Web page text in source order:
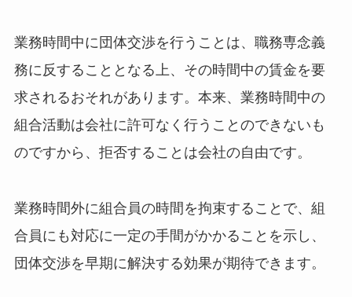
業務時間中に団体交渉を行うことは、職務専念義
務に反することとなる上、その時間中の賃金を要
求されるおそれがあります。本来、業務時間中の
組合活動は会社に許可なく行うことのできないも
のですから、拒否することは会社の自由です。
業務時間外に組合員の時間を拘束することで、組
合員にも対応に一定の手間がかかることを示し、
団体交渉を早期に解決する効果が期待できます。